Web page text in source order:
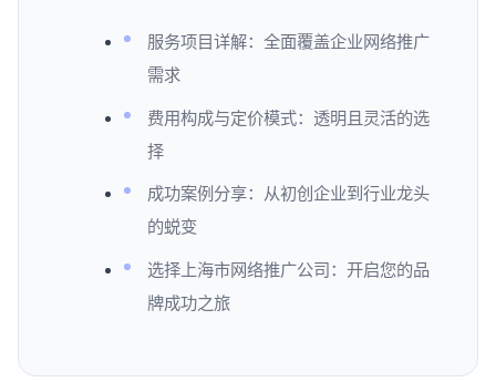
服务项目详解：全面覆盖企业网络推广
需求
费用构成与定价模式：透明且灵活的选
择
成功案例分享：从初创企业到行业龙头
的蜕变
选择上海市网络推广公司：开启您的品
牌成功之旅